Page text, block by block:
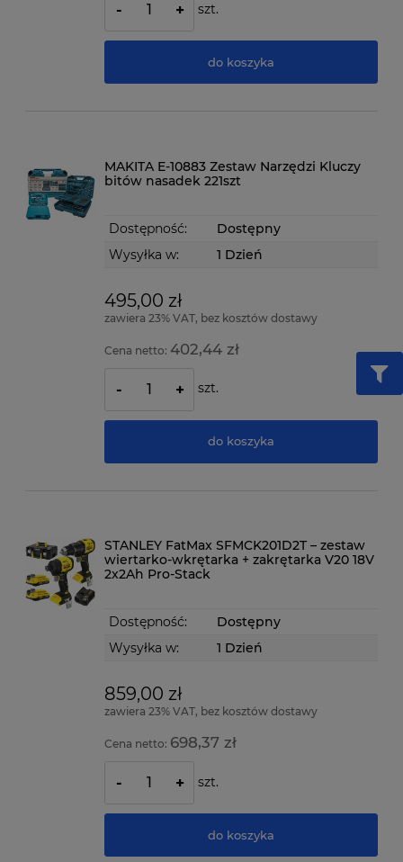
- + szt.
do koszyka
MAKITA E-10883 Zestaw Narzędzi Kluczy
bitów nasadek 221szt
Dostępność:
Dostępny
Wysyłka w:
1 Dzień
495,00 zł
zawiera 23% VAT, bez kosztów dostawy
Cena netto:402,44 zł
- + szt.
do koszyka
STANLEY FatMax SFMCK201D2T – zestaw
wiertarko-wkrętarka + zakrętarka V20 18V
2x2Ah Pro-Stack
Dostępność:
Dostępny
Wysyłka w:
1 Dzień
859,00 zł
zawiera 23% VAT, bez kosztów dostawy
Cena netto: 698,37 zł
- + szt.
do koszyka